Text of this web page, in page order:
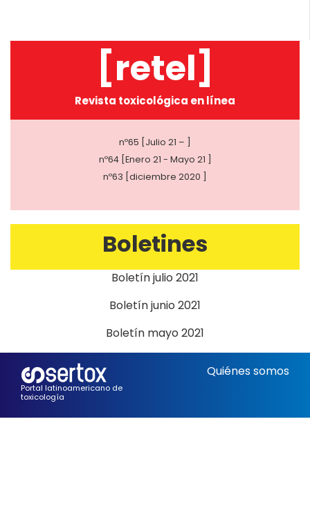
[retel]
Revista toxicológica en línea
nº65 [Julio 21 – ]
nº64 [Enero 21 - Mayo 21 ]
nº63 [diciembre 2020 ]
Boletines
Boletín julio 2021
Boletín junio 2021
Boletín mayo 2021
Portal latinoamericano de
toxicología
Quiénes somos